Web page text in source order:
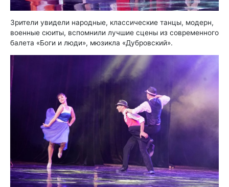
Зрители увидели народные, классические танцы, модерн,
военные сюиты, вспомнили лучшие сцены из современного
балета «Боги и люди», мюзикла «Дубровский».